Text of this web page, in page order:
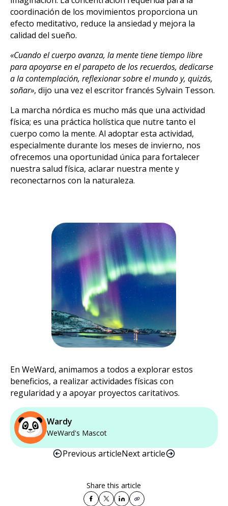
coordinación de los movimientos proporciona un
efecto meditativo, reduce la ansiedad y mejora la
calidad del sueño.
«Cuando el cuerpo avanza, la mente tiene tiempo libre
para apoyarse en el parapeto de los recuerdos, dedicarse
a la contemplación, reflexionar sobre el mundo y, quizás,
soñar», dijo una vez el escritor francés Sylvain Tesson.
La marcha nórdica es mucho más que una actividad
física; es una práctica holística que nutre tanto el
cuerpo como la mente. Al adoptar esta actividad,
especialmente durante los meses de invierno, nos
ofrecemos una oportunidad única para fortalecer
nuestra salud física, aclarar nuestra mente y
reconectarnos con la naturaleza.
En WeWard, animamos a todos a explorar estos
beneficios, a realizar actividades físicas con
regularidad y a apoyar proyectos caritativos.
Wardy
WeWard's Mascot
Previous articleNext article
Share this article